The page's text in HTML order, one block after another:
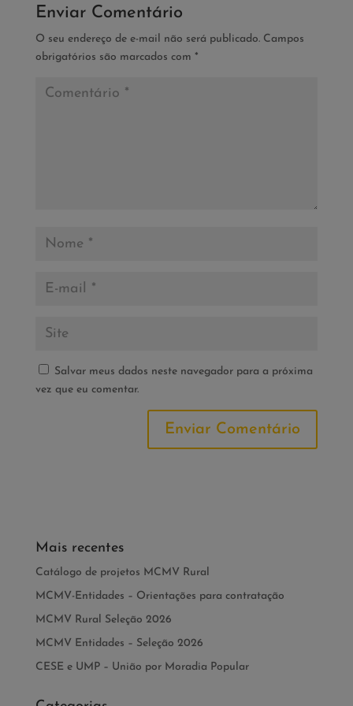
Enviar Comentário
O seu endereço de e-mail não será publicado. Campos
obrigatórios são marcados com *
Salvar meus dados neste navegador para a próxima
vez que eu comentar.
Mais recentes
Catálogo de projetos MCMV Rural
MCMV-Entidades – Orientações para contratação
MCMV Rural Seleção 2026
MCMV Entidades – Seleção 2026
CESE e UMP – União por Moradia Popular